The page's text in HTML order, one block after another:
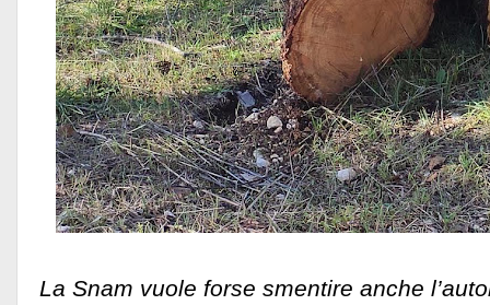
La Snam vuole forse smentire anche